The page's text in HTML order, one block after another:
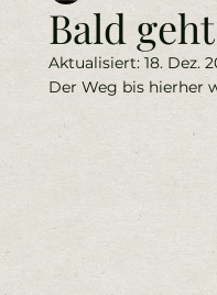
Bald
Aktualisiert: 18. Dez.
Der Weg bis hierher